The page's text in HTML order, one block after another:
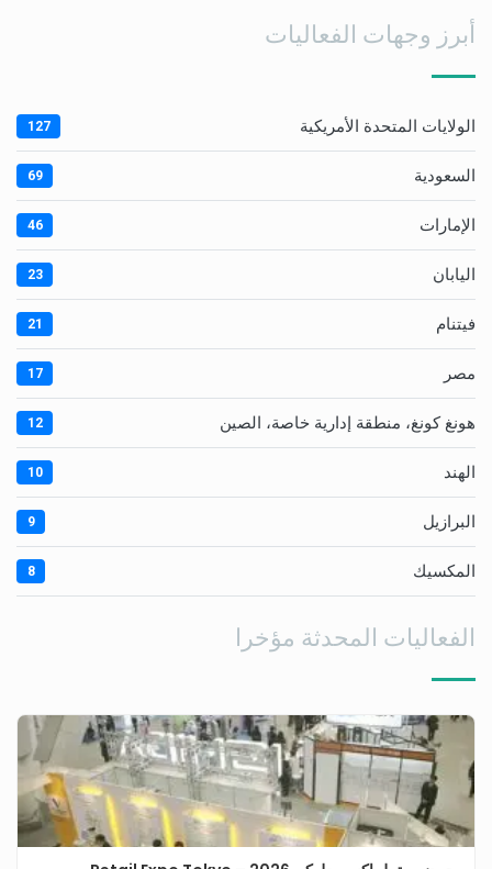
أبرز وجهات الفعاليات
الولايات المتحدة الأمريكية 127
السعودية 69
الإمارات 46
اليابان 23
فيتنام 21
مصر 17
هونغ كونغ، منطقة إدارية خاصة، الصين 12
الهند 10
البرازيل 9
المكسيك 8
الفعاليات المحدثة مؤخرا